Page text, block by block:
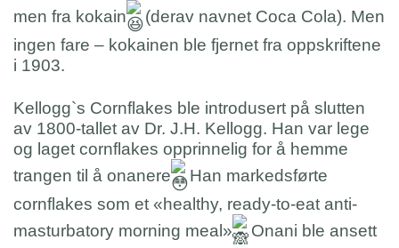
men fra kokain
(derav navnet Coca Cola). Men
ingen fare – kokainen ble fjernet fra oppskriftene
i 1903.
Kellogg`s Cornflakes ble introdusert på slutten
av 1800-tallet av Dr. J.H. Kellogg. Han var lege
og laget cornflakes opprinnelig for å hemme
trangen til å onanere
Han markedsførte
cornflakes som et «healthy, ready-to-eat anti-
masturbatory morning meal»
Onani ble ansett